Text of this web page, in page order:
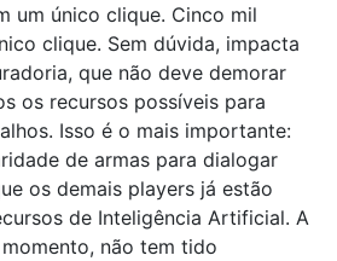
um único clique. Cinco mil
clique. Sem dúvida, impacta
que não deve demorar
os recursos possíveis para
Isso é o mais importante:
de armas para dialogar
os demais players já estão
de Inteligência Artificial. A
não tem tido